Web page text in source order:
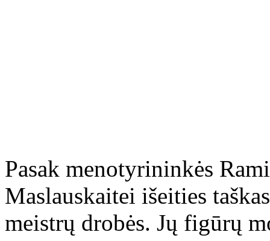
Pasak menotyrininkės
Maslauskaitei išeities
meistrų drobės. Jų figūrų